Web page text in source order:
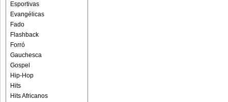
Esportivas
Evangélicas
Fado
Flashback
Forró
Gauchesca
Gospel
Hip-Hop
Hits
Hits Africanos